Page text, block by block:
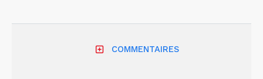
COMMENTAIRES